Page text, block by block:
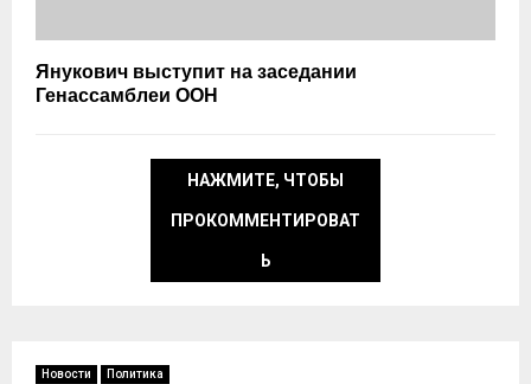
Янукович выступит на заседании
Генассамблеи ООН
НАЖМИТЕ, ЧТОБЫ
ПРОКОММЕНТИРОВАТ
Ь
Новости Политика